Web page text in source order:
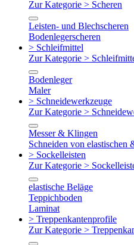
Zur Kategorie > Scheren
Leisten- und Blechscheren
Bodenlegerscheren
> Schleifmittel
Zur Kategorie >
Bodenleger
Maler
> Schneidewerkzeuge
Zur Kategorie >
Messer & Klingen
Schneiden von elastischen
> Sockelleisten
Zur Kategorie >
elastische Beläge
Teppichboden
Laminat
> Treppenkantenprofile
Zur Kategorie >